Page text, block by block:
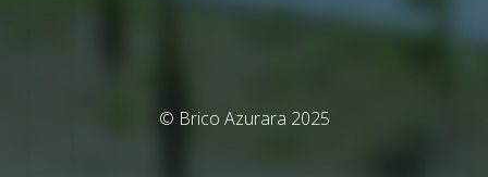
© Brico Azurara 2025